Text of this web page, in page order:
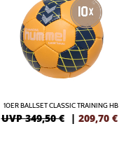
10ER BALLSET CLASSIC TRAINING HB
UVP 349,50 € | 209,70 €